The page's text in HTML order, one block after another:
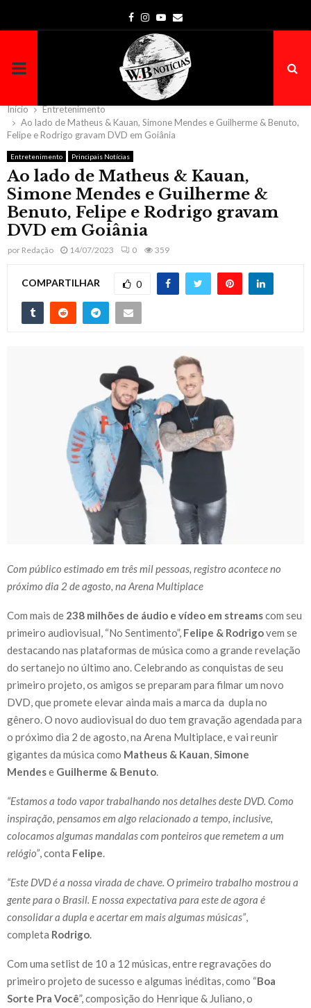
Facebook
Instagram
Youtube
Email
PRIMARY
MENU
Início
Entretenimento
Ao lado de Matheus & Kauan, Simone Mendes e Guilherme & Benuto,
Felipe e Rodrigo gravam DVD em Goiânia
Entretenimento Principais Notícias
Ao lado de Matheus & Kauan,
Simone Mendes e Guilherme &
Benuto, Felipe e Rodrigo gravam
DVD em Goiânia
por Redação 14/07/2023 0 359
COMPARTILHAR 0
Com público estimado em três mil pessoas, registro acontece no
próximo dia 2 de agosto, na Arena Multiplace
Com mais de 238 milhões de áudio e vídeo em streamscom seu
primeiro audiovisual, “No Sentimento”, Felipe & Rodrigovem se
destacando nas plataformas de música como a grande revelação
do sertanejo no último ano. Celebrando as conquistas de seu
primeiro projeto, os amigos se preparam para filmar um novo
DVD, que promete elevar ainda mais a marca da dupla no
gênero. O novo audiovisual do duo tem gravação agendada para
o próximo dia 2 de agosto, na Arena Multiplace, e vai reunir
gigantes da música como Matheus & Kauan,Simone
Mendese Guilherme & Benuto.
“Estamos a todo vapor trabalhando nos detalhes deste DVD. Como
inspiração, pensamos em algo relacionado a tempo, inclusive,
colocamos algumas mandalas com ponteiros que remetem a um
relógio”, conta Felipe.
“Este DVD é a nossa virada de chave. O primeiro trabalho mostrou a
gente para o Brasil. E nossa expectativa para este de agora é
consolidar a dupla e acertar em mais algumas músicas”,
completa Rodrigo.
Com uma setlist de 10 a 12 músicas, entre regravações do
primeiro projeto de sucesso e algumas inéditas, como “Boa
Sorte Pra Você”, composição do Henrique & Juliano, o